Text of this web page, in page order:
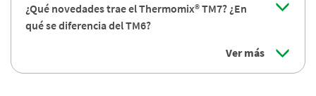
¿Qué novedades trae el Thermomix® TM7? ¿En
qué se diferencia del TM6?
Ver más